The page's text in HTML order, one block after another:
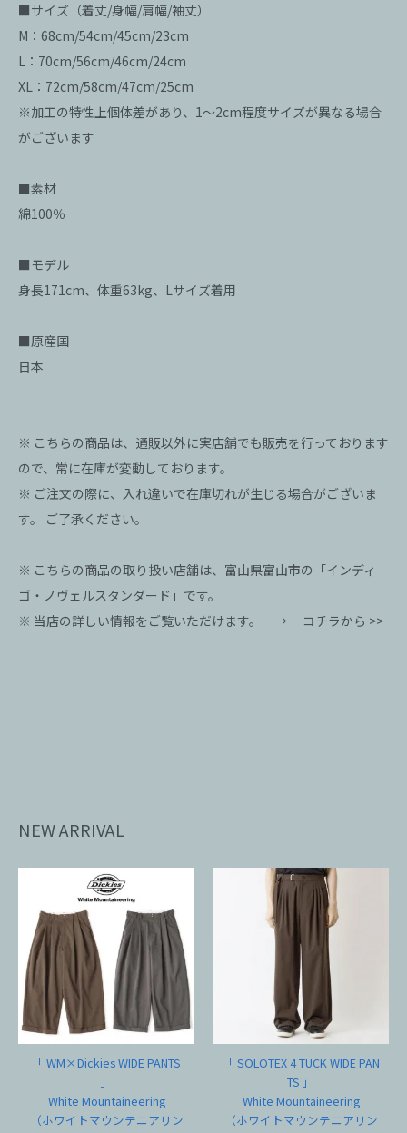
■サイズ（着丈/身幅/肩幅/袖丈）
M：68cm/54cm/45cm/23cm
L：70cm/56cm/46cm/24cm
XL：72cm/58cm/47cm/25cm
※加工の特性上個体差があり、1～2cm程度サイズが異なる場合
がございます
■素材
綿100％
■モデル
身長171cm、体重63kg、Lサイズ着用
■原産国
日本
※ こちらの商品は、通販以外に実店舗でも販売を行っております
ので、常に在庫が変動しております。
※ ご注文の際に、入れ違いで在庫切れが生じる場合がございま
す。 ご了承ください。
※ こちらの商品の取り扱い店舗は、富山県富山市の「インディ
ゴ・ノヴェルスタンダード」です。
※ 当店の詳しい情報をご覧いただけます。 → コチラから >>
NEW ARRIVAL
「 WM×Dickies WIDE PANTS
」
White Mountaineering
（ホワイトマウンテニアリン
「 SOLOTEX 4 TUCK WIDE PAN
TS 」
White Mountaineering
（ホワイトマウンテニアリン